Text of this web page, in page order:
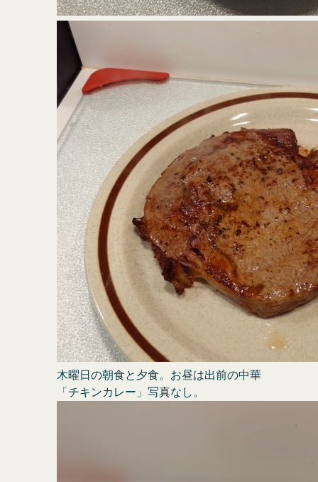
木曜日の朝食と夕食。お昼は出前の中華
「チキンカレー」写真なし。